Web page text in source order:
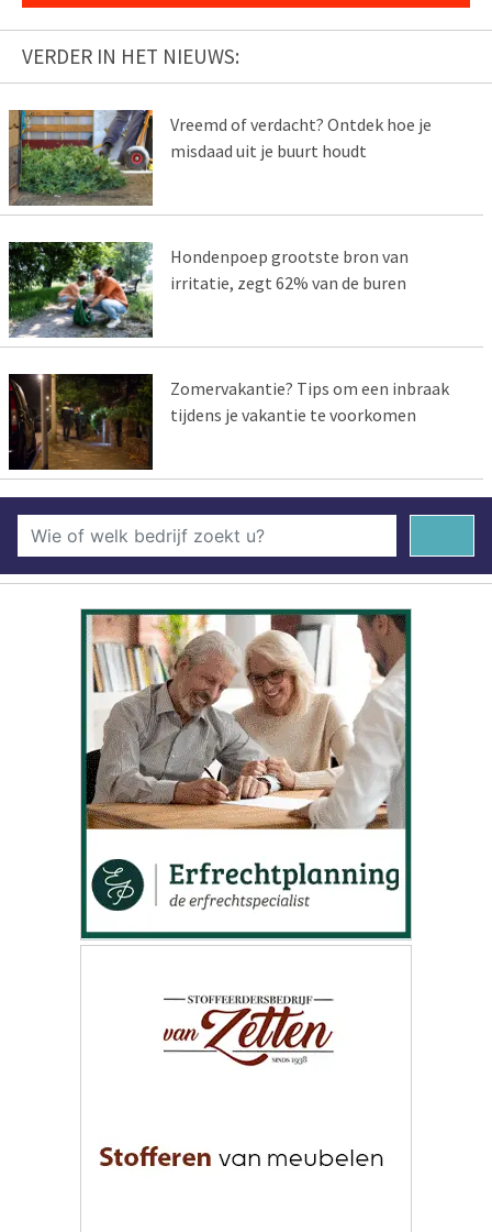
VERDER IN HET NIEUWS:
Vreemd of verdacht? Ontdek hoe je
misdaad uit je buurt houdt
Hondenpoep grootste bron van
irritatie, zegt 62% van de buren
Zomervakantie? Tips om een inbraak
tijdens je vakantie te voorkomen